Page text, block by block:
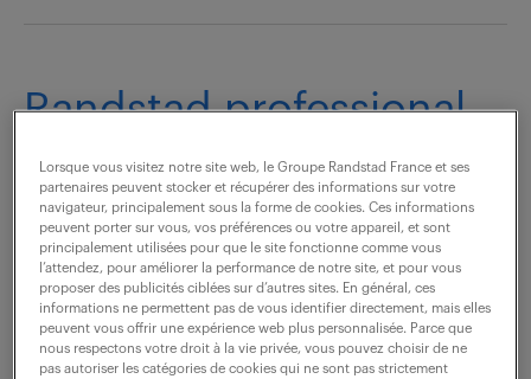
Randstad professional -
agence de recrutement
à Nantes
16 RUE RACINE
44000 Nantes
ouvert voir les horaires
Lorsque vous visitez notre site web, le Groupe Randstad France et ses
partenaires peuvent stocker et récupérer des informations sur votre
navigateur, principalement sous la forme de cookies. Ces informations
peuvent porter sur vous, vos préférences ou votre appareil, et sont
principalement utilisées pour que le site fonctionne comme vous
l’attendez, pour améliorer la performance de notre site, et pour vous
proposer des publicités ciblées sur d’autres sites. En général, ces
informations ne permettent pas de vous identifier directement, mais elles
peuvent vous offrir une expérience web plus personnalisée. Parce que
nous respectons votre droit à la vie privée, vous pouvez choisir de ne
pas autoriser les catégories de cookies qui ne sont pas strictement